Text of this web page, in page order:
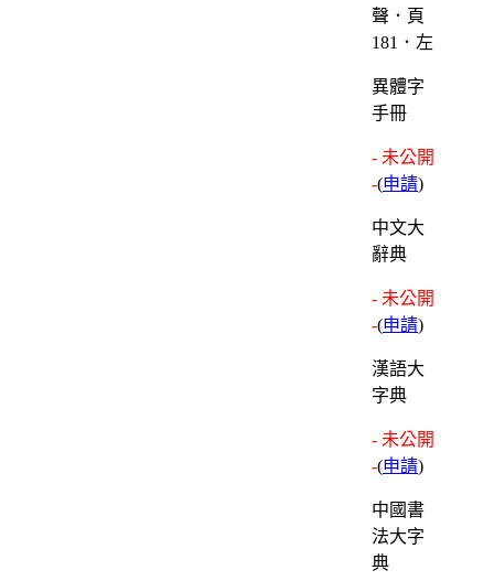
聲．頁
181．左
異體字
手冊
- 未公開
-(申請)
中文大
辭典
- 未公開
-(申請)
漢語大
字典
- 未公開
-(申請)
中國書
法大字
典